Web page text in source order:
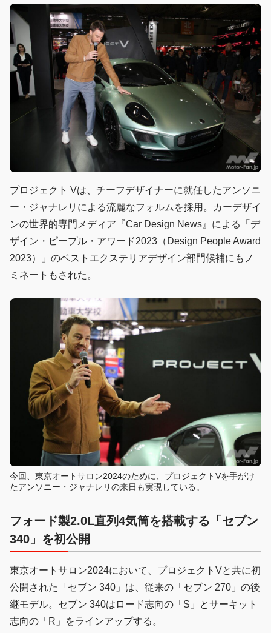
プロジェクト Vは、チーフデザイナーに就任したアンソニ
ー・ジャナレリによる流麗なフォルムを採用。カーデザイ
ンの世界的専門メディア『Car Design News』による「デ
ザイン・ピープル・アワード2023（Design People Award
2023）」のベストエクステリアデザイン部門候補にもノ
ミネートもされた。
今回、東京オートサロン2024のために、プロジェクトVを手がけ
たアンソニー・ジャナレリの来日も実現している。
フォード製2.0L直列4気筒を搭載する「セブン
340」を初公開
東京オートサロン2024において、プロジェクトVと共に初
公開された「セブン 340」は、従来の「セブン 270」の後
継モデル。セブン 340はロード志向の「S」とサーキット
志向の「R」をラインアップする。